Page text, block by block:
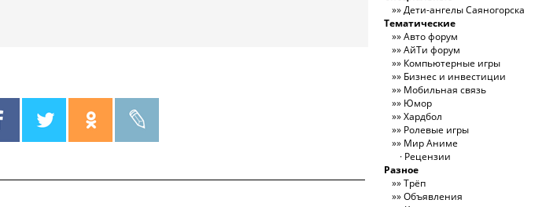
Дети-ангелы Саяногорска
Тематические
Авто форум
АйТи форум
Компьютерные игры
Бизнес и инвестиции
Мобильная связь
Юмор
Хардбол
Ролевые игры
Мир Аниме
Рецензии
Разное
Трёп
Объявления